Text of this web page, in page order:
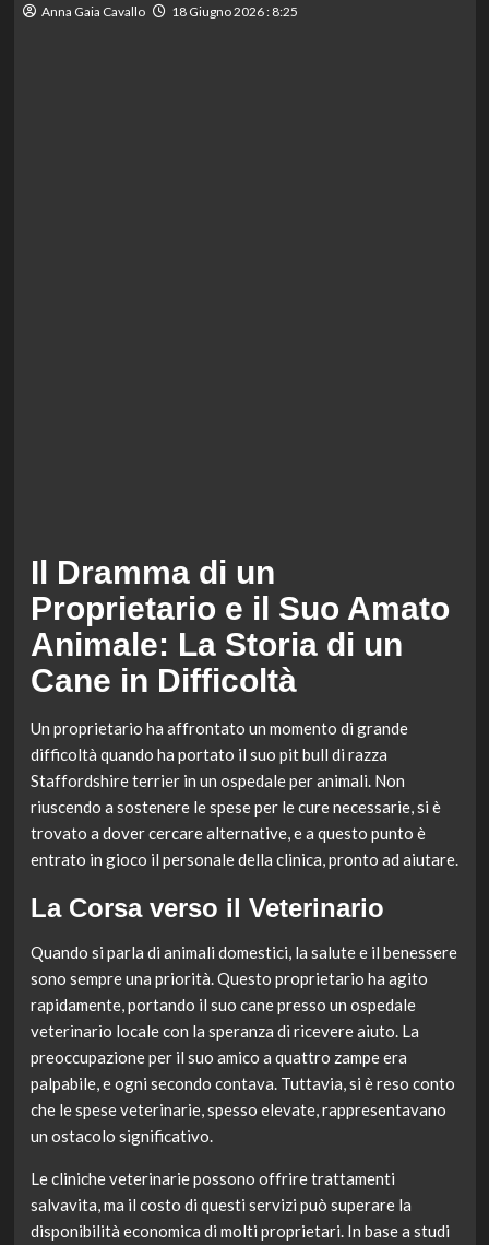
Anna Gaia Cavallo 18 Giugno 2026 : 8:25
Il Dramma di un
Proprietario e il Suo Amato
Animale: La Storia di un
Cane in Difficoltà
Un proprietario ha affrontato un momento di grande
difficoltà quando ha portato il suo pit bull di razza
Staffordshire terrier in un ospedale per animali. Non
riuscendo a sostenere le spese per le cure necessarie, si è
trovato a dover cercare alternative, e a questo punto è
entrato in gioco il personale della clinica, pronto ad aiutare.
La Corsa verso il Veterinario
Quando si parla di animali domestici, la salute e il benessere
sono sempre una priorità. Questo proprietario ha agito
rapidamente, portando il suo cane presso un ospedale
veterinario locale con la speranza di ricevere aiuto. La
preoccupazione per il suo amico a quattro zampe era
palpabile, e ogni secondo contava. Tuttavia, si è reso conto
che le spese veterinarie, spesso elevate, rappresentavano
un ostacolo significativo.
Le cliniche veterinarie possono offrire trattamenti
salvavita, ma il costo di questi servizi può superare la
disponibilità economica di molti proprietari. In base a studi